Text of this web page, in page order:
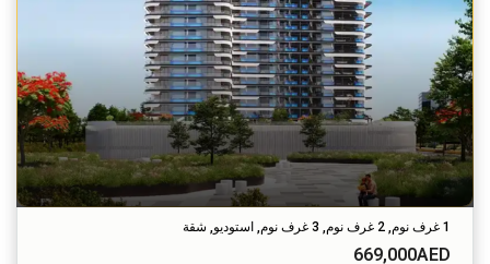
1 غرف نوم, 2 غرف نوم, 3 غرف نوم, استوديو, شقة
669,000AED